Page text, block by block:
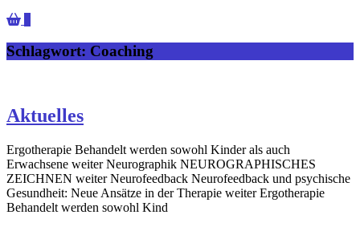
Schlagwort: Coaching
Aktuelles
Ergotherapie Behandelt werden sowohl Kinder als auch
Erwachsene weiter Neurographik NEUROGRAPHISCHES
ZEICHNEN weiter Neurofeedback Neurofeedback und psychische
Gesundheit: Neue Ansätze in der Therapie weiter Ergotherapie
Behandelt werden sowohl Kind